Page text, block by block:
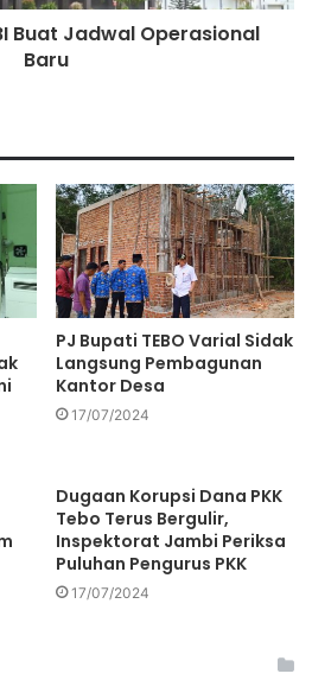
menangani pasien yang
Corona di Jambi.
perjalanan keluar daerah, lalu
dan Muaro Jambi, serta
sempat keluar daerah Jawa
kecil pemudik yang dari
Jambi,” kata Juru Bicara COVID
saat dihubungi.
dalam penangan (PDP) saat
berjumlah 9 orang serta 15
negatif dan 1 orang positif
Buat Jadwal Operasional
Baru
PJ Bupati TEBO Varial Sidak
Langsung Pembagunan
Kantor Desa
17/07/2024
Dugaan Korupsi Dana PKK
Tebo Terus Bergulir,
Inspektorat Jambi Periksa
Puluhan Pengurus PKK
17/07/2024